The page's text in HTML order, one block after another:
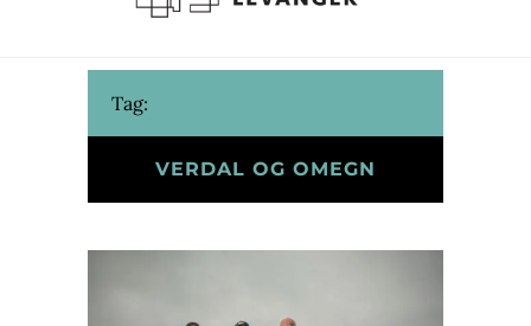
Tag:
VERDAL OG OMEGN